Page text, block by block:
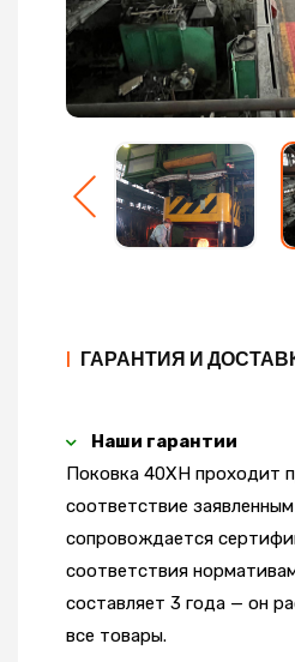
| ГАРАНТИЯ И
Наши гарантии
Поковка 40ХН проходит
соответствие
сопровождается
соответствия
составляет 3 года — он
все товары.